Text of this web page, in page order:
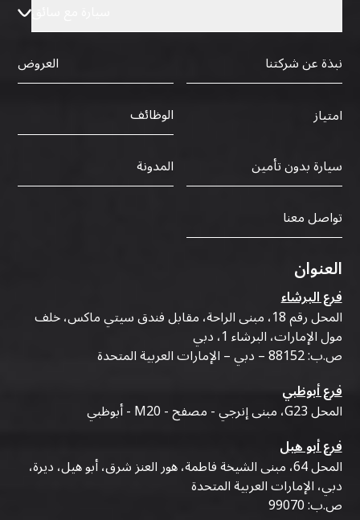
نبذة عن شركتنا
العروض
امتياز
الوظائف
سيارة بدون تأمين
المدونة
تواصل معنا
العنوان
فرع البرشاء
المحل رقم 18، مبنى الراحة، مقابل فندق سيتي ماكس، خلف
مول الإمارات، البرشاء 1، دبي
ص.ب: 88152 – دبي – الإمارات العربية المتحدة
فرع أبوظبي
المحل G23، مبنى إنرجي - مصفح - M20 - أبوظبي
فرع أبو هيل
المحل 64، مبنى الشيخة فاطمة، هور العنز شرق، أبو هيل، ديرة،
دبي، الإمارات العربية المتحدة
ص.ب: 99070